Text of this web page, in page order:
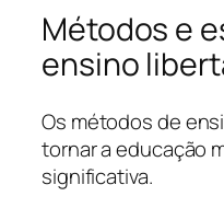
Métodos e
ensino
Os métodos de
tornar a educação
significativa.